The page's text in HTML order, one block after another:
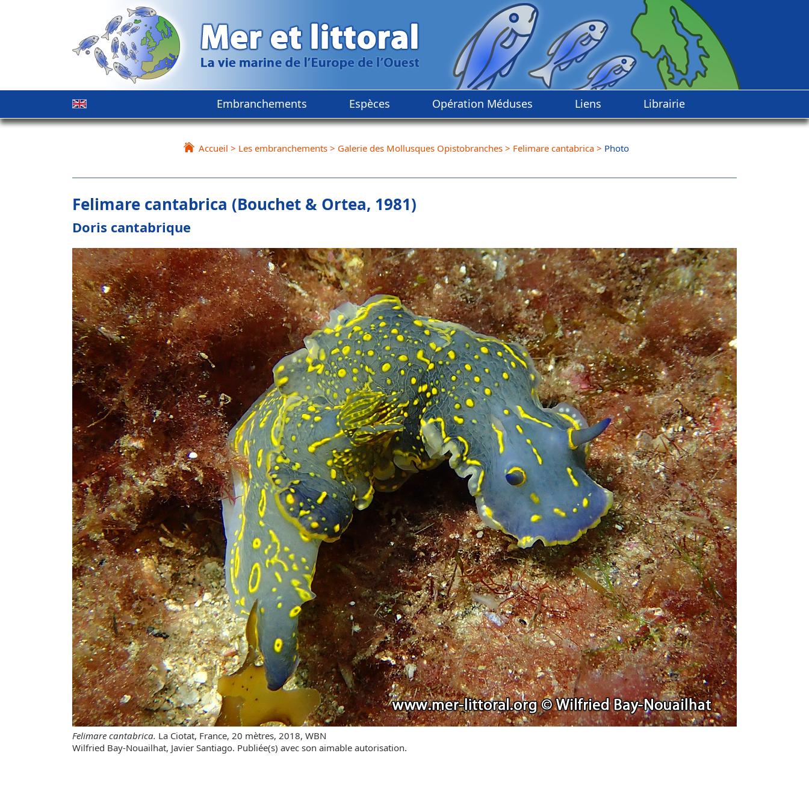
Embranchements Espèces Opération Méduses Liens Librairie
Accueil > Les embranchements > Galerie des Mollusques Opistobranches > Felimare cantabrica > Photo
Felimare cantabrica (Bouchet & Ortea, 1981)
Doris cantabrique
Felimare cantabrica. La Ciotat, France, 20 mètres, 2018, WBN
Wilfried Bay-Nouailhat, Javier Santiago. Publiée(s) avec son aimable autorisation.